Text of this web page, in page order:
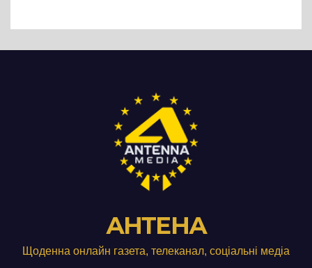
АНТЕНА
Щоденна онлайн газета, телеканал, соціальні медіа